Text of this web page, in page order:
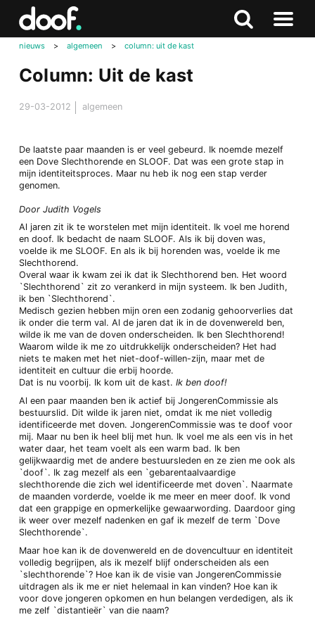
Zoeken
Naar
nieuws > algemeen > column: uit de kast
Column: Uit de kast
29-03-2012 algemeen
De laatste paar maanden is er veel gebeurd. Ik noemde mezelf
een Dove Slechthorende en SLOOF. Dat was een grote stap in
mijn identiteitsproces. Maar nu heb ik nog een stap verder
genomen.
Door Judith Vogels
Al jaren zit ik te worstelen met mijn identiteit. Ik voel me horend
en doof. Ik bedacht de naam SLOOF. Als ik bij doven was,
voelde ik me SLOOF. En als ik bij horenden was, voelde ik me
Slechthorend.
Overal waar ik kwam zei ik dat ik Slechthorend ben. Het woord
`Slechthorend` zit zo verankerd in mijn systeem. Ik ben Judith,
ik ben `Slechthorend`.
Medisch gezien hebben mijn oren een zodanig gehoorverlies dat
ik onder die term val. Al de jaren dat ik in de dovenwereld ben,
wilde ik me van de doven onderscheiden. Ik ben Slechthorend!
Waarom wilde ik me zo uitdrukkelijk onderscheiden? Het had
niets te maken met het niet-doof-willen-zijn, maar met de
identiteit en cultuur die erbij hoorde.
Dat is nu voorbij. Ik kom uit de kast. Ik ben doof!
Al een paar maanden ben ik actief bij JongerenCommissie als
bestuurslid. Dit wilde ik jaren niet, omdat ik me niet volledig
identificeerde met doven. JongerenCommissie was te doof voor
mij. Maar nu ben ik heel blij met hun. Ik voel me als een vis in het
water daar, het team voelt als een warm bad. Ik ben
gelijkwaardig met de andere bestuursleden en ze zien me ook als
`doof`. Ik zag mezelf als een `gebarentaalvaardige
slechthorende die zich wel identificeerde met doven`. Naarmate
de maanden vorderde, voelde ik me meer en meer doof. Ik vond
dat een grappige en opmerkelijke gewaarwording. Daardoor ging
ik weer over mezelf nadenken en gaf ik mezelf de term `Dove
Slechthorende`.
Maar hoe kan ik de dovenwereld en de dovencultuur en identiteit
volledig begrijpen, als ik mezelf blijf onderscheiden als een
`slechthorende`? Hoe kan ik de visie van JongerenCommissie
uitdragen als ik me er niet helemaal in kan vinden? Hoe kan ik
voor dove jongeren opkomen en hun belangen verdedigen, als ik
me zelf `distantieër` van die naam?
Doof.nl
Zoeken